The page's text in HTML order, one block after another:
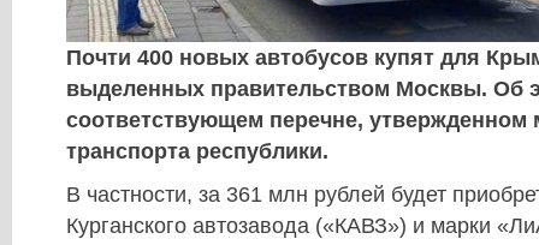
Почти 400 новых автобусов купят для
выделенных правительством Москвы. Об
соответствующем перечне, утвержденном
транспорта республики.
В частности, за 361 млн рублей будет
Курганского автозавода («КАВЗ») и марки